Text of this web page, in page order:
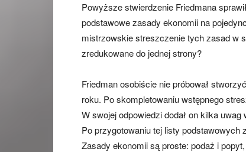
Powyższe stwierdzenie Friedmana
podstawowe zasady ekonomii na
mistrzowskie streszczenie tych zasad w
zredukowane do jednej strony?
Friedman osobiście nie próbował
roku. Po skompletowaniu wstępnego
W swojej odpowiedzi dodał on kilka
Po przygotowaniu tej listy
Zasady ekonomii są proste: podaż i